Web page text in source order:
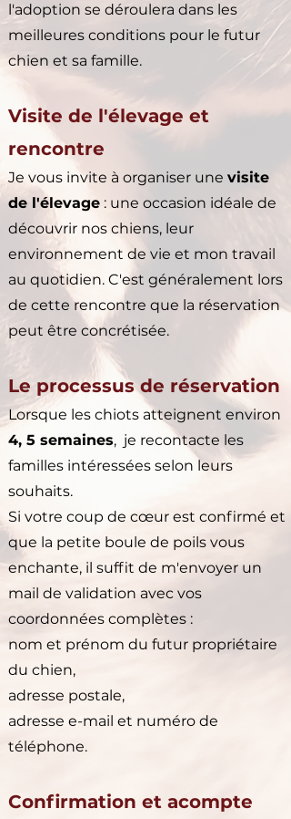
l'adoption se déroulera dans les
meilleures conditions pour le futur
chien et sa famille.
Visite de l'élevage et
rencontre
Je vous invite à organiser une visite
de l'élevage​ : une occasion idéale de
découvrir nos chiens, leur
environnement de vie et mon travail
au quotidien. C'est généralement lors
de cette rencontre que la réservation
peut être concrétisée.
Le processus de réservation
Lorsque les chiots atteignent environ
4, 5 semaines, je recontacte les
familles intéressées selon leurs
souhaits.
Si votre coup de cœur est confirmé et
que la petite boule de poils vous
enchante, il suffit de m'envoyer un
mail de validation avec vos
coordonnées complètes :
nom et prénom du futur propriétaire
du chien,
adresse postale,
adresse e-mail et numéro de
téléphone.
Confirmation et acompte